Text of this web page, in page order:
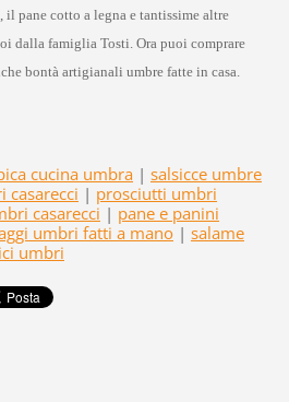
pane cotto a legna e tantissime altre
dalla famiglia Tosti. Ora puoi comprare
bontà artigianali umbre fatte in casa.
cucina umbra | salsicce umbre
casarecci | prosciutti umbri
casarecci | pane e panini
umbri fatti a mano | salame
umbri